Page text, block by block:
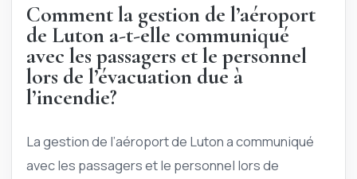
Comment la gestion de l’aéroport
de Luton a-t-elle communiqué
avec les passagers et le personnel
lors de l’évacuation due à
l’incendie?
La gestion de l’aéroport de Luton a communiqué
avec les passagers et le personnel lors de